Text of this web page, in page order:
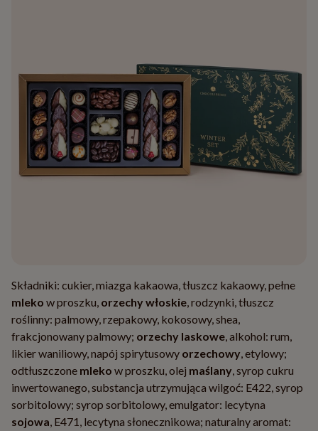
Składniki: cukier, miazga kakaowa, tłuszcz kakaowy, pełne
mleko w proszku, orzechy włoskie, rodzynki, tłuszcz
roślinny: palmowy, rzepakowy, kokosowy, shea,
frakcjonowany palmowy; orzechy laskowe, alkohol: rum,
likier waniliowy, napój spirytusowy orzechowy, etylowy;
odtłuszczone mleko w proszku, olej maślany, syrop cukru
inwertowanego, substancja utrzymująca wilgoć: E422, syrop
sorbitolowy; syrop sorbitolowy, emulgator: lecytyna
sojowa, E471, lecytyna słonecznikowa; naturalny aromat: